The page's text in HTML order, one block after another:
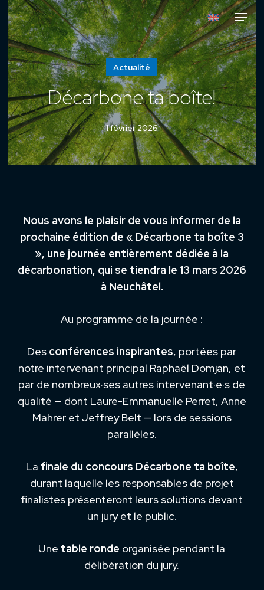
Skip
to
main
content
Menu
Actualité
Décarbone ta boîte!
1 février 2026
Nous avons le plaisir de vous informer de la
prochaine édition de « Décarbone ta boîte 3
», une journée entièrement dédiée à la
décarbonation, qui se tiendra le 13 mars 2026
à Neuchâtel.
Au programme de la journée :
Des conférences inspirantes, portées par
notre intervenant principal Raphaël Domjan, et
par de nombreux·ses autres intervenant·e·s de
qualité — dont Laure-Emmanuelle Perret, Anne
Mahrer et Jeffrey Belt — lors de sessions
parallèles.
La finale du concours Décarbone ta boîte,
durant laquelle les responsables de projet
finalistes présenteront leurs solutions devant
un jury et le public.
Une table ronde organisée pendant la
délibération du jury.